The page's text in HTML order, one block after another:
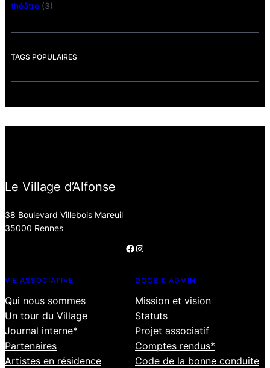
théâtre (3)
TAGS POPULAIRES
Le Village d’Alfonse
38 Boulevard Villebois Mareuil
35000 Rennes
Facebook Instagram
VIE ASSOCIATIVE
Qui nous sommes
Un tour du Village
Journal interne*
Partenaires
Artistes en résidence
DOCS & ADMIN
Mission et vision
Statuts
Projet associatif
Comptes rendus*
Code de la bonne conduite